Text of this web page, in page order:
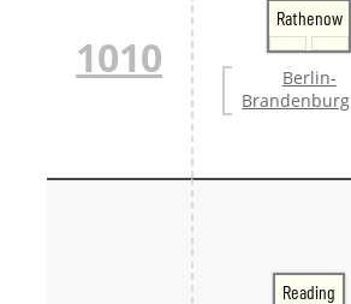
1010
Rathenow
Berlin-
Brandenburg
Reading